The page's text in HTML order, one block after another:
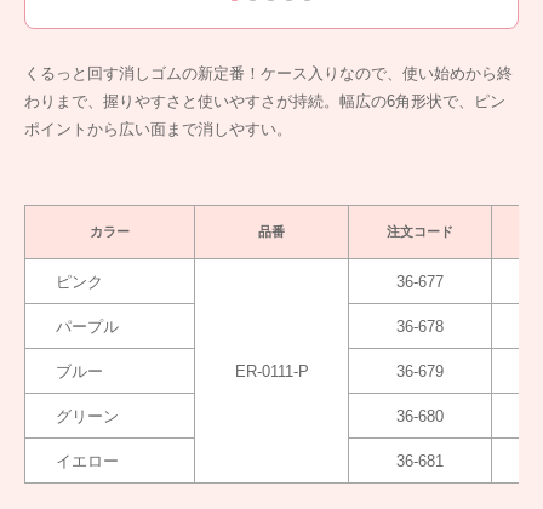
くるっと回す消しゴムの新定番！ケース入りなので、使い始めから終
わりまで、握りやすさと使いやすさが持続。幅広の6角形状で、ピン
ポイントから広い面まで消しやすい。
カラー 品番 注文コード
ピンク
ER-0111-P
36-677
パープル 36-678
ブルー 36-679
グリーン 36-680
イエロー 36-681